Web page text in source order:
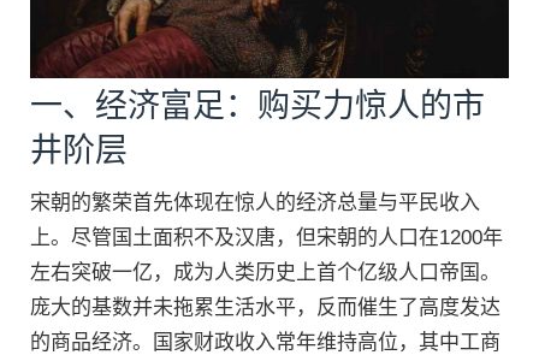
一、经济富足：购买力惊人的市
井阶层
宋朝的繁荣首先体现在惊人的经济总量与平民收入
上。尽管国土面积不及汉唐，但宋朝的人口在1200年
左右突破一亿，成为人类历史上首个亿级人口帝国。
庞大的基数并未拖累生活水平，反而催生了高度发达
的商品经济。国家财政收入常年维持高位，其中工商